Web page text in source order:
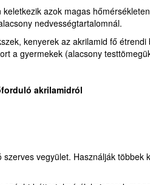
azok magas
nedvességtartalomnál.
kenyerek az akrilamid fő étrendi
a gyermekek (alacsony
akrilamidról
vegyület. Használják többek